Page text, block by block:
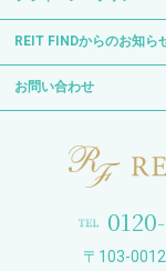
REIT FINDからのお知ら
お問い合わせ
〒103-